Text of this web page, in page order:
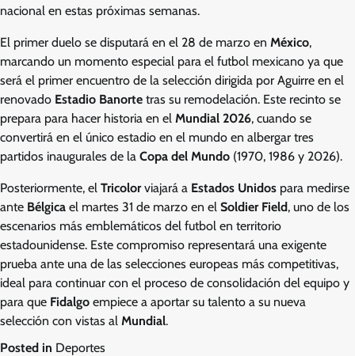
nacional en estas próximas semanas.
El primer duelo se disputará en el 28 de marzo en México,
marcando un momento especial para el futbol mexicano ya que
será el primer encuentro de la selección dirigida por Aguirre en el
renovado Estadio Banorte tras su remodelación. Este recinto se
prepara para hacer historia en el Mundial 2026, cuando se
convertirá en el único estadio en el mundo en albergar tres
partidos inaugurales de la Copa del Mundo (1970, 1986 y 2026).
Posteriormente, el Tricolorviajará a Estados Unidos para medirse
ante Bélgica el martes 31 de marzo en el Soldier Field, uno de los
escenarios más emblemáticos del futbol en territorio
estadounidense. Este compromiso representará una exigente
prueba ante una de las selecciones europeas más competitivas,
ideal para continuar con el proceso de consolidación del equipo y
para que Fidalgo empiece a aportar su talento a su nueva
selección con vistas al Mundial.
Posted in Deportes